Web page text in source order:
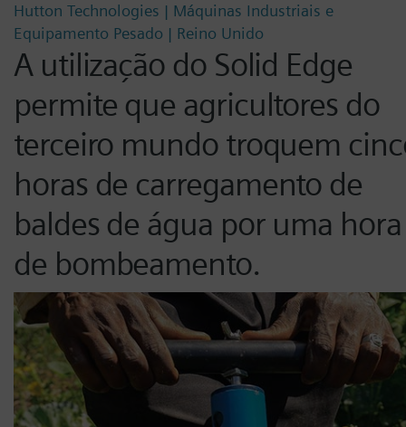
Hutton Technologies | Máquinas Industriais e
Equipamento Pesado | Reino Unido
A utilização do Solid Edge
permite que agricultores do
terceiro mundo troquem
horas de carregamento de
baldes de água por uma hora
de bombeamento.